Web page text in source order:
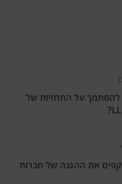
על התחזיות של
את ההגנה של חברות